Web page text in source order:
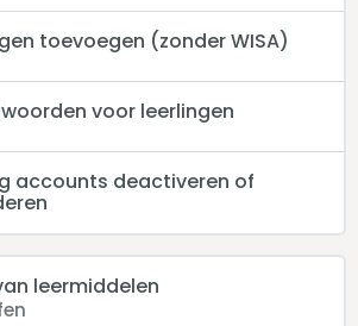
toevoegen (zonder WISA)
voor leerlingen
accounts deactiveren of
leermiddelen